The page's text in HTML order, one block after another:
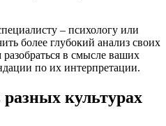
– психологу или
более глубокий анализ своих
в смысле ваших
по их интерпретации.
культурах